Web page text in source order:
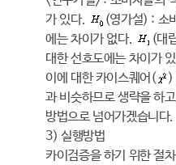
가 있다.
(영가설) : 소
에는 차이가 없다.
(대
대한 선호도에는 차이가
이에 대한 카이스퀘어(
)
과 비슷하므로 생략을 하
방법으로 넘어가겠습니다.
3) 실행방법
카이검증을 하기 위한 절